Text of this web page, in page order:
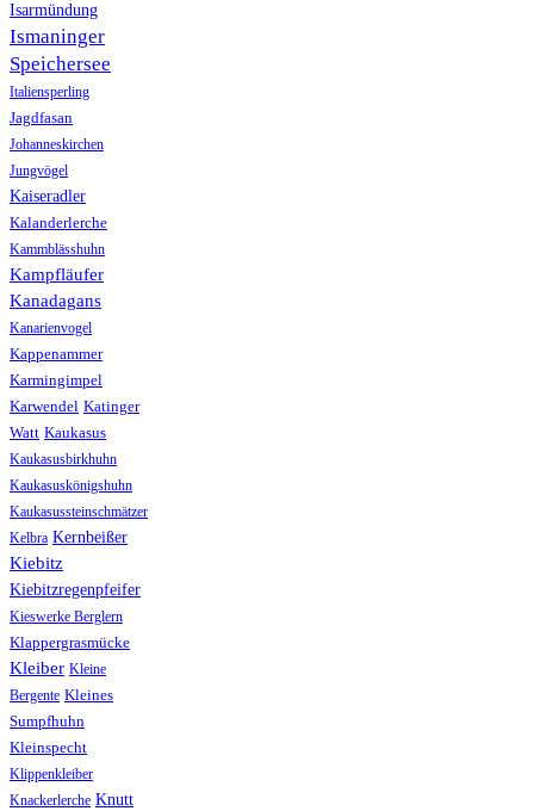
Isarmündung
Ismaninger
Speichersee
Italiensperling
Jagdfasan
Johanneskirchen
Jungvögel
Kaiseradler
Kalanderlerche
Kammblässhuhn
Kampfläufer
Kanadagans
Kanarienvogel
Kappenammer
Karmingimpel
Karwendel Katinger
Watt Kaukasus
Kaukasusbirkhuhn
Kaukasuskönigshuhn
Kaukasussteinschmätzer
Kelbra Kernbeißer
Kiebitz
Kiebitzregenpfeifer
Kieswerke Berglern
Klappergrasmücke
Kleiber Kleine
Bergente Kleines
Sumpfhuhn
Kleinspecht
Klippenkleiber
Knackerlerche Knutt